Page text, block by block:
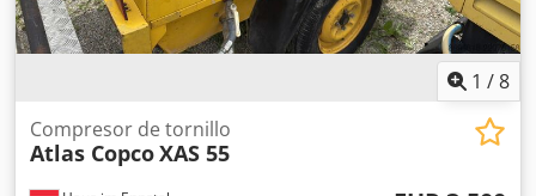
1 /8
Compresor de tornillo
Atlas CopcoXAS 55